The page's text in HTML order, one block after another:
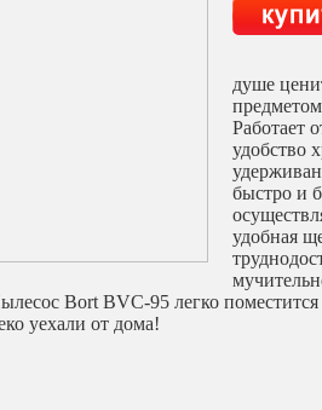
душе
Работает
удобство
быстро и
удобная
Bort BVC-95 легко
уехали от дома!